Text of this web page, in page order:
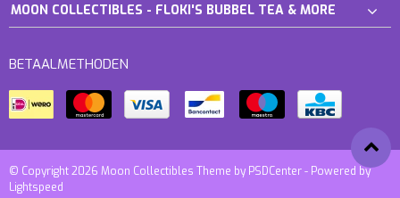
MOON COLLECTIBLES - FLOKI'S BUBBEL TEA & MORE
BETAALMETHODEN
© Copyright 2026 Moon Collectibles Theme by PSDCenter- Powered by
Lightspeed